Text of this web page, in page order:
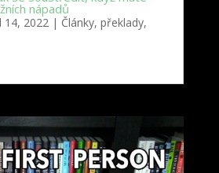
nápadů
14, 2022 | Články, překlady,